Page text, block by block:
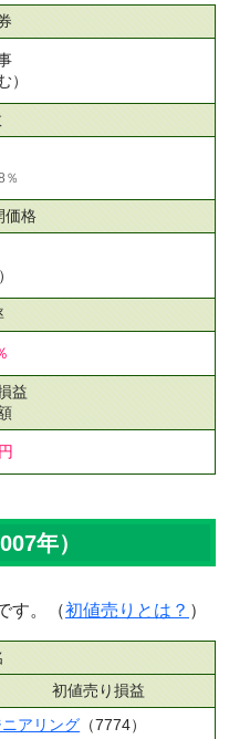
）
％
価格
益
年）
す。（初値売りとは？ ）
初値売り損益
アリング （7774）